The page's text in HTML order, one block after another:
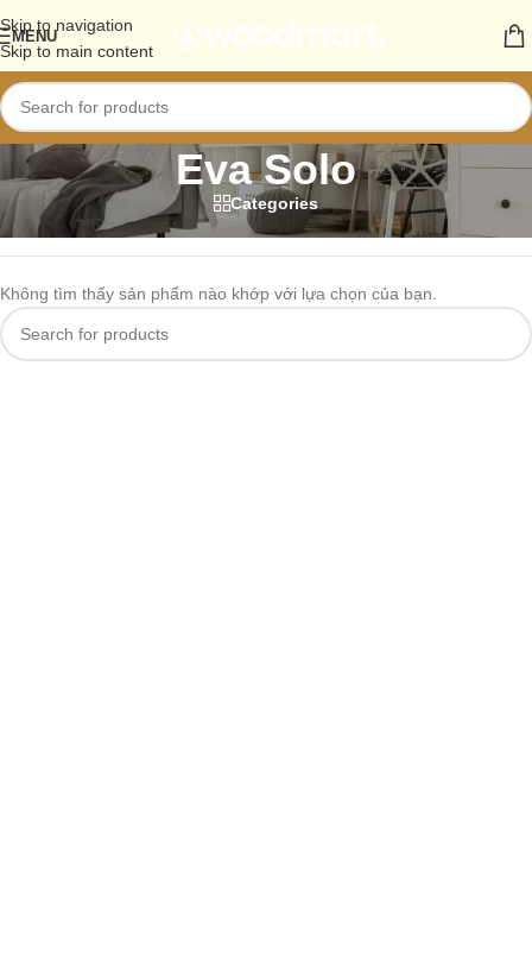
Skip to navigation
Skip to main content
MENU
Eva Solo
Categories
Trang chủ /Sản phẩm Brand/ Eva Solo
Không tìm thấy sản phẩm nào khớp với lựa chọn của bạn.